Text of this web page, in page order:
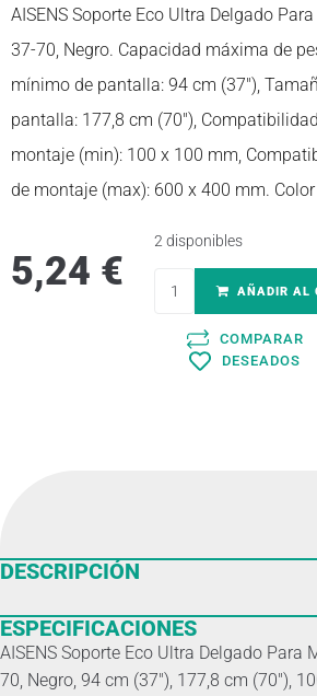
AISENS Soporte Eco Ultra Delgado
37-70, Negro. Capacidad máxima de
mínimo de pantalla: 94 cm (37″),
pantalla: 177,8 cm (70″),
montaje (min): 100 x 100 mm,
de montaje (max): 600 x 400 mm.
5,24 €
2 disponibles
AÑADIR AL
COMPARAR
DESEADOS
DESCRIPCIÓN
ESPECIFICACIONES
AISENS Soporte Eco Ultra Delgado Para
70, Negro, 94 cm (37″), 177,8 cm (70″),